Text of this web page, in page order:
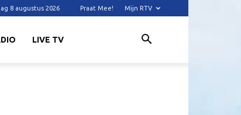
8 augustus 2026 Praat Mee! Mijn RTV
LIVE TV